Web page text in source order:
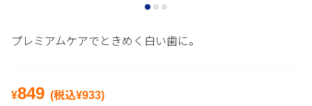
プレミアムケアでときめく白い歯に。
¥849 (税込¥933)